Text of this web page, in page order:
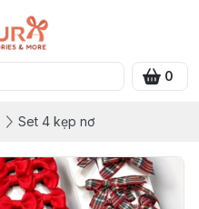
0
Set 4 kẹp nơ